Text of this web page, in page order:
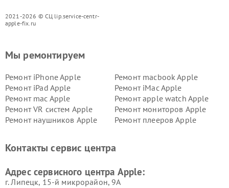
2021-2026 © СЦ lip.service-centr-
apple-fix.ru
Мы ремонтируем
Ремонт iPhone Apple
Ремонт macbook Apple
Ремонт iPad Apple
Ремонт iMac Apple
Ремонт mac Apple
Ремонт apple watch Apple
Ремонт VR систем Apple
Ремонт мониторов Apple
Ремонт наушников Apple
Ремонт плееров Apple
Контакты сервис центра
Адрес сервисного центра Apple:
г. Липецк, 15-й микрорайон, 9А